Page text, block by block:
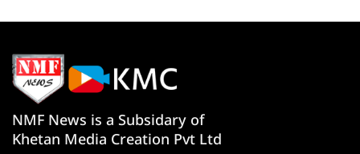
NMF News is a Subsidary of
Khetan Media Creation Pvt Ltd